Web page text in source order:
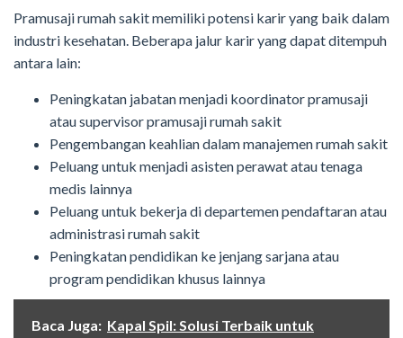
Pramusaji rumah sakit memiliki potensi karir yang baik dalam
industri kesehatan. Beberapa jalur karir yang dapat ditempuh
antara lain:
Peningkatan jabatan menjadi koordinator pramusaji
atau supervisor pramusaji rumah sakit
Pengembangan keahlian dalam manajemen rumah sakit
Peluang untuk menjadi asisten perawat atau tenaga
medis lainnya
Peluang untuk bekerja di departemen pendaftaran atau
administrasi rumah sakit
Peningkatan pendidikan ke jenjang sarjana atau
program pendidikan khusus lainnya
Baca Juga: Kapal Spil: Solusi Terbaik untuk